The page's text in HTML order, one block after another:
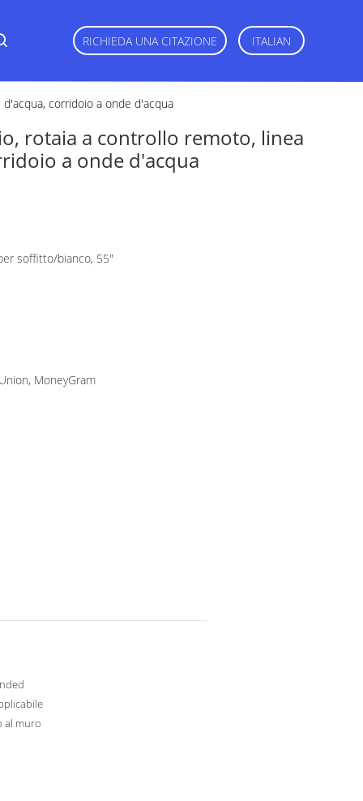
RICHIEDA UNA CITAZIONE ITALIAN
corridoio a onde d'acqua
rotaia a controllo remoto, linea
a onde d'acqua
soffitto/bianco, 55"
MoneyGram
al muro